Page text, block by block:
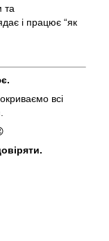
та
і працює “як
всі